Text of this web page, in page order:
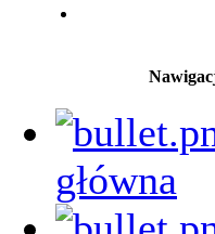
główna